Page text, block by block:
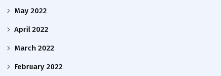
May 2022
April 2022
March 2022
February 2022